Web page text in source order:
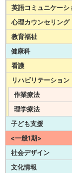
英語コミュニケーシ
心理カウンセリング
教育福祉
健康科
看護
リハビリテーション
作業療法
理学療法
子ども支援
<一般1期>
社会デザイン
文化情報